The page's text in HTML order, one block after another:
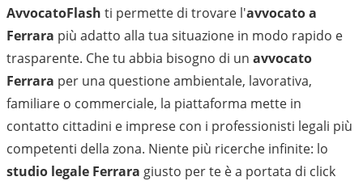
AvvocatoFlash ti permette di trovare l'avvocato a
Ferrara più adatto alla tua situazione in modo rapido e
trasparente. Che tu abbia bisogno di un avvocato
Ferrara per una questione ambientale, lavorativa,
familiare o commerciale, la piattaforma mette in
contatto cittadini e imprese con i professionisti legali più
competenti della zona. Niente più ricerche infinite: lo
studio legale Ferrara giusto per te è a portata di click